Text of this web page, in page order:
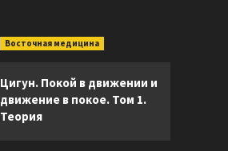
Восточная медицина
Цигун. Покой в движении и
движение в покое. Том 1.
Теория